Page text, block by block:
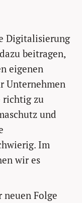
Digitalisierung
beitragen,
eigenen
Unternehmen
richtig zu
und
Im
wir es
neuen Folge